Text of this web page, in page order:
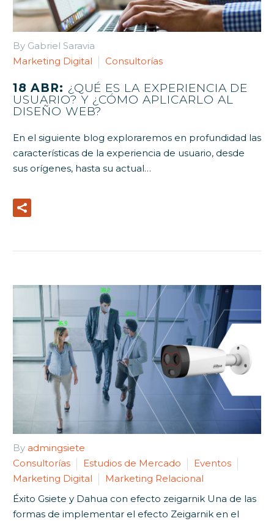
By Gabriel Saravia
Marketing Digital
Consultorías
18 ABR: ¿QUÉ ES LA EXPERIENCIA DE
USUARIO? Y ¿CÓMO APLICARLO AL
DISEÑO WEB?
En el siguiente blog exploraremos en profundidad las
características de la experiencia de usuario, desde
sus orígenes, hasta su actual…
By admingsiete
Consultorías
Estudios de Mercado
Eventos
Marketing Digital
Marketing Relacional
Éxito Gsiete y Dahua con efecto zeigarnik Una de las
formas de implementar el efecto Zeigarnik en el